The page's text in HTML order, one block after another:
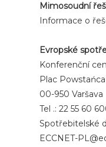
Mimosoudní
Informace o
Evropské
Konferenční
Plac
00-950 Varšava
Tel .: 22 55 60
Spotřebitelské
ECCNET-